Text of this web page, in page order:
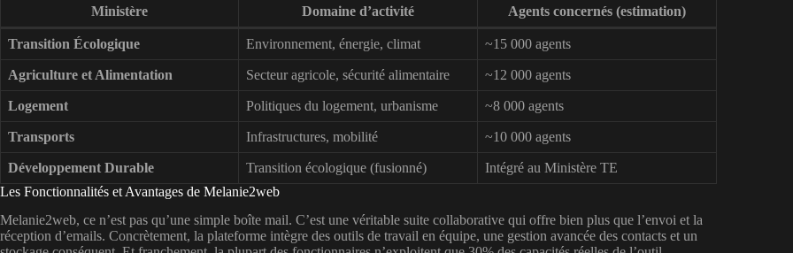
Ministère
Domaine d’activité Agents concernés (estimation)
Transition Écologique Environnement, énergie, climat ~15 000 agents
Agriculture et Alimentation Secteur agricole, sécurité alimentaire ~12 000 agents
Logement Politiques du logement, urbanisme ~8 000 agents
Transports Infrastructures, mobilité ~10 000 agents
Développement Durable Transition écologique (fusionné)
Intégré au Ministère TE
Les Fonctionnalités et Avantages de Melanie2web
Melanie2web, ce n’est pas qu’une simple boîte mail. C’est une véritable suite collaborative qui offre bien plus que l’envoi et la
réception d’emails. Concrètement, la plateforme intègre des outils de travail en équipe, une gestion avancée des contacts et un